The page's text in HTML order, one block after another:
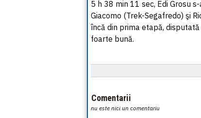
5 h 38 min 11 sec, Edi Grosu
Giacomo (Trek-Segafredo) şi
încă din prima etapă,
foarte bună.
Comentarii
nu este nici un comentariu